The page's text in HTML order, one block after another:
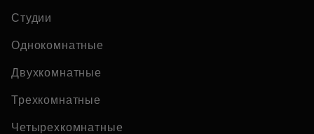
Студии
Однокомнатные
Двухкомнатные
Трехкомнатные
Четырехкомнатные